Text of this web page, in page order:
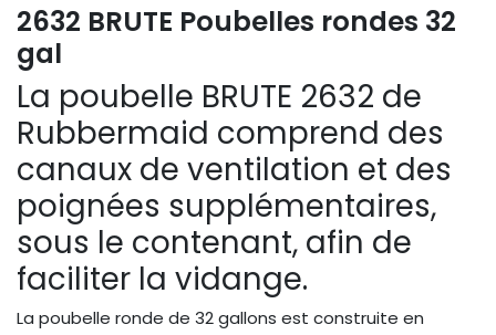
2632 BRUTE Poubelles rondes 32
gal
La poubelle BRUTE 2632 de
Rubbermaid comprend des
canaux de ventilation et des
poignées supplémentaires,
sous le contenant, afin de
faciliter la vidange.
La poubelle ronde de 32 gallons est construite en